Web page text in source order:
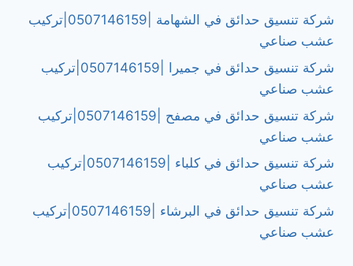
شركة تنسيق حدائق في الشهامة |0507146159|تركيب
عشب صناعي
شركة تنسيق حدائق في جميرا |0507146159|تركيب
عشب صناعي
شركة تنسيق حدائق في مصفح |0507146159|تركيب
عشب صناعي
شركة تنسيق حدائق في كلباء |0507146159|تركيب
عشب صناعي
شركة تنسيق حدائق في البرشاء |0507146159|تركيب
عشب صناعي